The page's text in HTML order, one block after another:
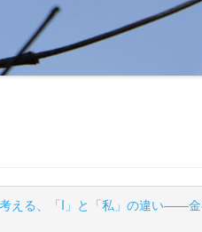
考える、「I」と「私」の違い――